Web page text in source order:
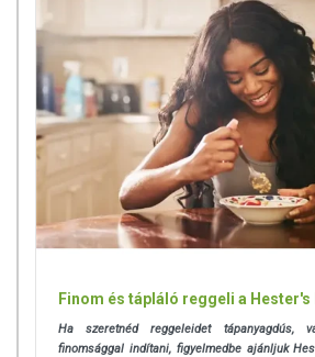
Finom és tápláló reggeli a
Ha szeretnéd reggeleidet tápanyagdús,
finomsággal indítani, figyelmedbe ajánljuk